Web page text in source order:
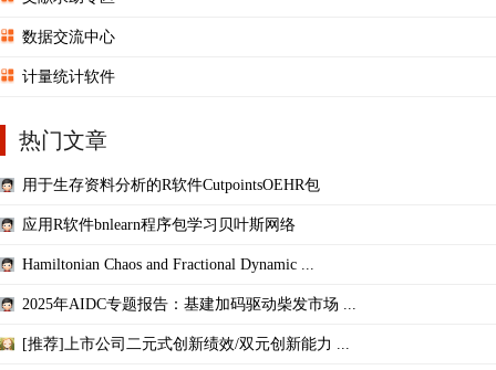
数据交流中心
计量统计软件
热门文章
用于生存资料分析的R软件CutpointsOEHR包
应用R软件bnlearn程序包学习贝叶斯网络
Hamiltonian Chaos and Fractional Dynamic ...
2025年AIDC专题报告：基建加码驱动柴发市场 ...
[推荐]上市公司二元式创新绩效/双元创新能力 ...